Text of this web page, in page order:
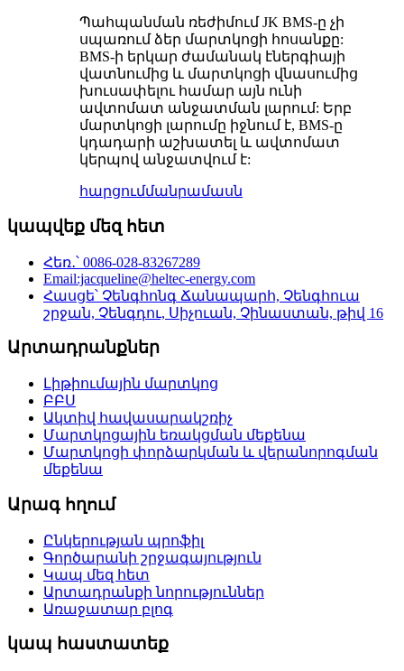
Պահպանման ռեժիմում JK BMS-ը չի
սպառում ձեր մարտկոցի հոսանքը:
BMS-ի երկար ժամանակ էներգիայի
վատնումից և մարտկոցի վնասումից
խուսափելու համար այն ունի
ավտոմատ անջատման լարում: Երբ
մարտկոցի լարումը իջնում ​​է, BMS-ը
կդադարի աշխատել և ավտոմատ
կերպով անջատվում է:
հարցումմանրամասն
կապվեք մեզ հետ
Հեռ․՝ 0086-028-83267289
Email:jacqueline@heltec-energy.com
Հասցե՝ Չենգհոնգ Ճանապարհ, Չենգհուա
շրջան, Չենգդու, Սիչուան, Չինաստան, թիվ 16
Արտադրանքներ
Լիթիումային մարտկոց
ԲԲՍ
Ակտիվ հավասարակշռիչ
Մարտկոցային եռակցման մեքենա
Մարտկոցի փորձարկման և վերանորոգման
մեքենա
Արագ հղում
Ընկերության պրոֆիլ
Գործարանի շրջագայություն
Կապ մեզ հետ
Արտադրանքի նորություններ
Առաջատար բլոգ
կապ հաստատեք